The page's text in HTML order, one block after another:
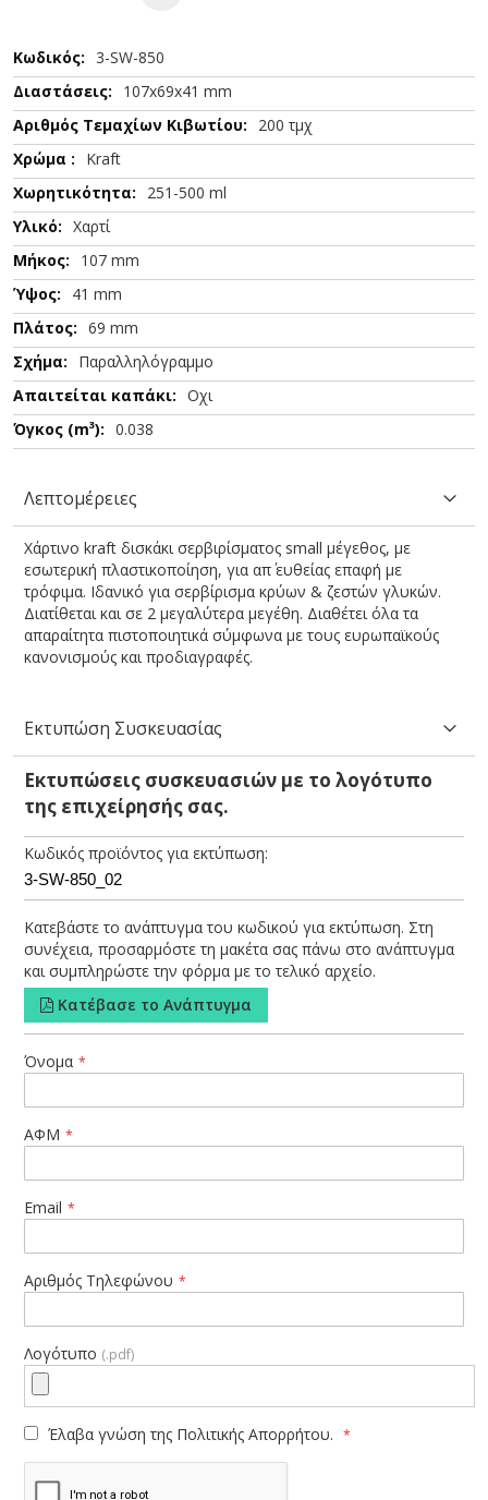
Περισσότερες
Πληροφορίες
3-SW-850
107x69x41 mm
200 τμχ
Kraft
251-500 ml
Χαρτί
107 mm
41 mm
69 mm
Παραλληλόγραμμο
Οχι
0.038
Λεπτομέρειες
Χάρτινο kraft δισκάκι σερβιρίσματος small μέγεθος, με
εσωτερική πλαστικοποίηση, για απ΄ ευθείας επαφή με
τρόφιμα. Ιδανικό για σερβίρισμα κρύων & ζεστών γλυκών.
Διατίθεται και σε 2 μεγαλύτερα μεγέθη. Διαθέτει όλα τα
απαραίτητα πιστοποιητικά σύμφωνα με τους ευρωπαϊκούς
κανονισμούς και προδιαγραφές.
Εκτυπώση Συσκευασίας
Εκτυπώσεις συσκευασιών με το λογότυπο
της επιχείρησής σας.
Κωδικός προϊόντος για εκτύπωση:
Κατεβάστε το ανάπτυγμα του κωδικού για εκτύπωση. Στη
συνέχεια, προσαρμόστε τη μακέτα σας πάνω στο ανάπτυγμα
και συμπληρώστε την φόρμα με το τελικό αρχείο.
Κατέβασε το Ανάπτυγμα
Όνομα
ΑΦΜ
Email
Αριθμός Τηλεφώνου
Λογότυπο (.pdf)
Έλαβα γνώση της Πολιτικής Απορρήτου.